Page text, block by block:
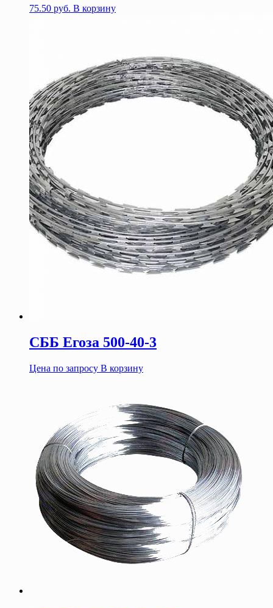
75.50 руб. В корзину
СББ Егоза 500-40-3
Цена по запросу В корзину